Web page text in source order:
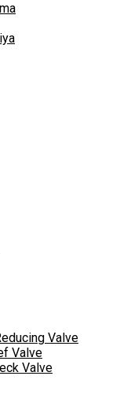
Valve
Valve
Valve